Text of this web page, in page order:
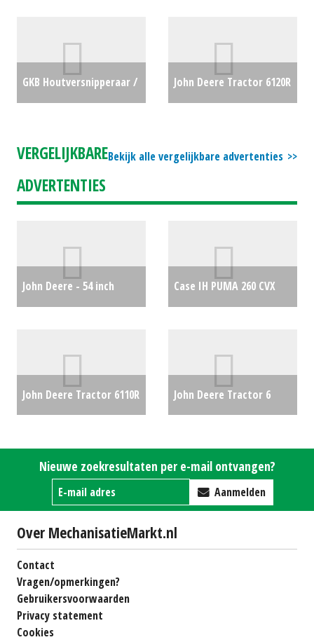
GKB Houtversnipperaar /
John Deere Tractor 6120R
Bekijk alle vergelijkbare advertenties
VERGELIJKBARE
ADVERTENTIES
John Deere - 54 inch
Case IH PUMA 260 CVX
John Deere Tractor 6110R
John Deere Tractor 6
€0
Nieuwe zoekresultaten per e-mail ontvangen?
Aanmelden
Over MechanisatieMarkt.nl
Contact
Vragen/opmerkingen?
Gebruikersvoorwaarden
Privacy statement
Cookies